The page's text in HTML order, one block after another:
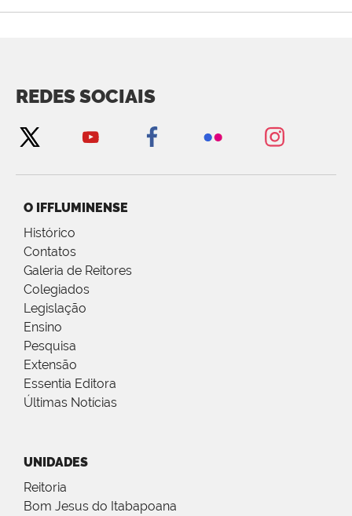
REDES SOCIAIS
O IFFLUMINENSE
Histórico
Contatos
Galeria de Reitores
Colegiados
Legislação
Ensino
Pesquisa
Extensão
Essentia Editora
Últimas Notícias
UNIDADES
Reitoria
Bom Jesus do Itabapoana